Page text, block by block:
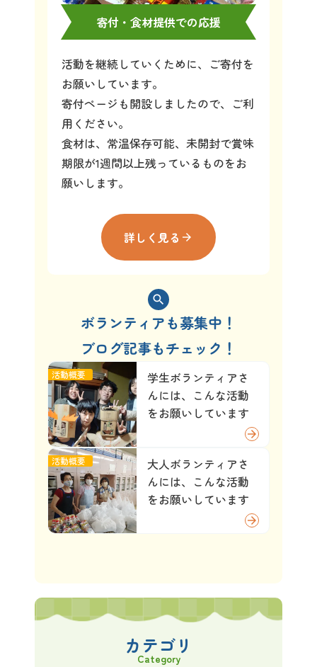
寄付・食材提供での応援
活動を継続していくために、ご寄付を
お願いしています。
寄付ページも開設しましたので、ご利
用ください。
食材は、常温保存可能、未開封で賞味
期限が1週間以上残っているものをお
願いします。
詳しく見る arrow_forward
search
ボランティアも募集中！
ブログ記事もチェック！
学生ボランティアさ
んには、こんな活動
をお願いしています
arrow_forward
活動概要
大人ボランティアさ
んには、こんな活動
をお願いしています
arrow_forward
活動概要
カテゴリ
Category